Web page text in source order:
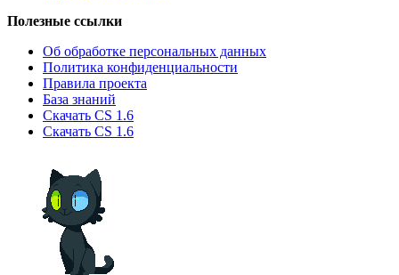
Полезные ссылки
Об обработке персональных данных
Политика конфиденциальности
Правила проекта
База знаний
Скачать CS 1.6
Скачать CS 1.6